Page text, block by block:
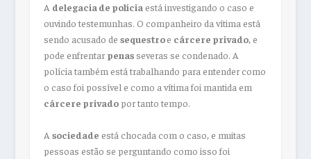
A delegacia de polícia está investigando o caso e
ouvindo testemunhas. O companheiro da vítima está
sendo acusado de sequestroe cárcere privado, e
pode enfrentar penasseveras se condenado. A
polícia também está trabalhando para entender como
o caso foi possível e como a vítima foi mantida em
cárcere privadopor tanto tempo.
A sociedade está chocada com o caso, e muitas
pessoas estão se perguntando como isso foi